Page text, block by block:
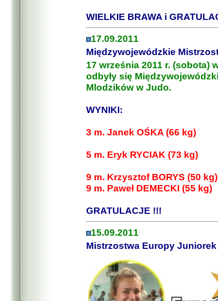
WIELKIE BRAWA i
17.09.2011
Międzywojewódzkie
17 września 2011 r. (sobota)
odbyły się
Mlodzików w Judo.
WYNIKI:
3 m. Janek OŚKA (66 kg)
5 m. Eryk RYCIAK (73 kg)
9 m. Krzysztof BORYS (50 kg)
9 m. Paweł DEMECKI (55 kg)
GRATULACJE !!!
15.09.2011
Mistrzostwa Europy